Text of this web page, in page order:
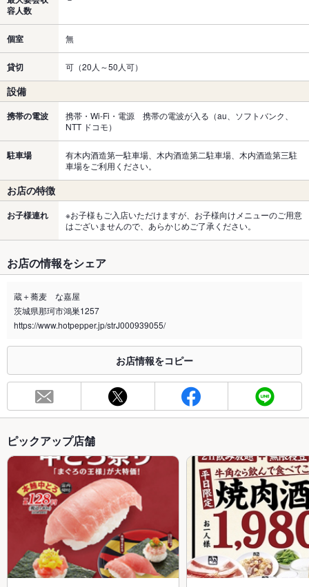
容人数
個室 無
貸切 可（20人～50人可）
設備
携帯の電波
携帯・Wi-Fi・電源 携帯の電波が入る（au、ソフトバンク、
NTT ドコモ）
駐車場
有木内酒造第一駐車場、木内酒造第二駐車場、木内酒造第三駐
車場をご利用ください。
お店の特徴
お子様連れ
※お子様もご入店いただけますが、お子様向けメニューのご用意
はございませんので、あらかじめご了承ください。
お店の情報をシェア
蔵＋蕎麦 な嘉屋
茨城県那珂市鴻巣1257
https://www.hotpepper.jp/strJ000939055/
お店情報をコピー
ピックアップ店舗